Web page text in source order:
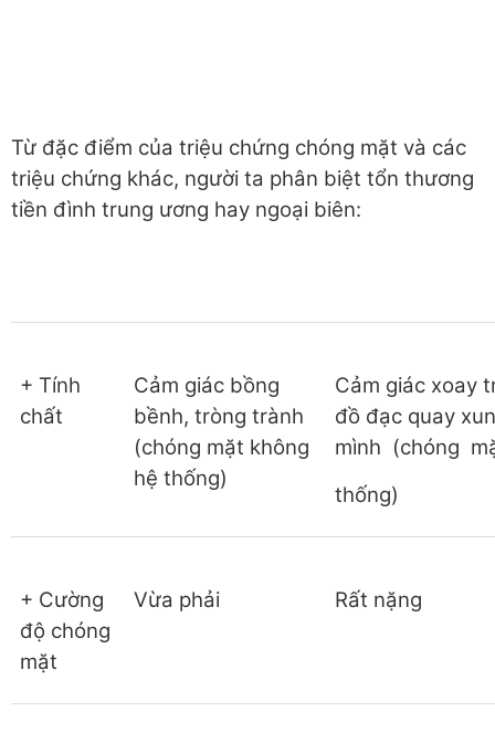
Từ đặc điểm của triệu chứng chóng mặt và các
triệu chứng khác, người ta phân biệt tổn thương
tiền đình trung ương hay ngoại biên:
+ Tính
chất
Cảm giác bồng
bềnh, tròng trành
(chóng mặt không
hệ thống)
Cảm giác xoay
đồ đạc quay
mình (chóng
thống)
+ Cường
độ chóng
mặt
Vừa phải Rất nặng